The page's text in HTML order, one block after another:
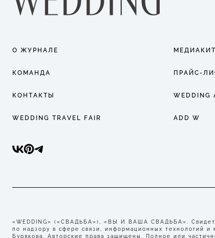
О ЖУРНАЛЕ МЕДИАКИТ
КОМАНДА ПРАЙС-
КОНТАКТЫ WEDDING
WEDDING TRAVEL FAIR ADD W
«WEDDING» («СВАДЬБА»), «ВЫ И ВАША СВАДЬБА».
по надзору в сфере связи, информационных технологий
Бурякова. Авторские права защищены. Полное или